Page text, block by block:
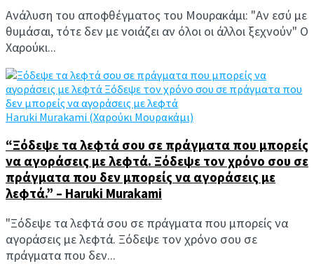
Ανάλυση του αποφθέγματος του Μουρακάμι: "Αν εσύ με
θυμάσαι, τότε δεν με νοιάζει αν όλοι οι άλλοι ξεχνούν" Ο
Χαρούκι...
Haruki Murakami (Χαρούκι Μουρακάμι)
“Ξόδεψε τα λεφτά σου σε πράγματα που μπορείς
να αγοράσεις με λεφτά. Ξόδεψε τον χρόνο σου σε
πράγματα που δεν μπορείς να αγοράσεις με
λεφτά.” – Haruki Murakami
"Ξόδεψε τα λεφτά σου σε πράγματα που μπορείς να
αγοράσεις με λεφτά. Ξόδεψε τον χρόνο σου σε
πράγματα που δεν...